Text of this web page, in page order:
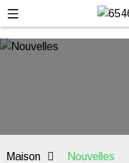
Maison Nouvelles